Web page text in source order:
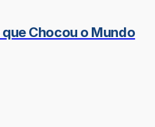
Chocou o Mundo